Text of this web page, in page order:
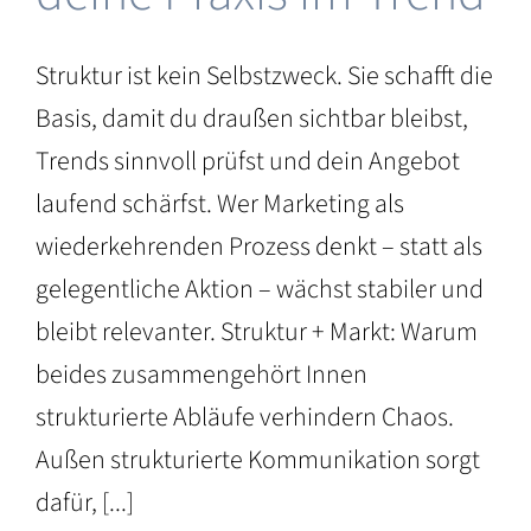
Struktur ist kein Selbstzweck. Sie schafft die
Basis, damit du draußen sichtbar bleibst,
Trends sinnvoll prüfst und dein Angebot
laufend schärfst. Wer Marketing als
wiederkehrenden Prozess denkt – statt als
gelegentliche Aktion – wächst stabiler und
bleibt relevanter. Struktur + Markt: Warum
beides zusammengehört Innen
strukturierte Abläufe verhindern Chaos.
Außen strukturierte Kommunikation sorgt
dafür, [...]